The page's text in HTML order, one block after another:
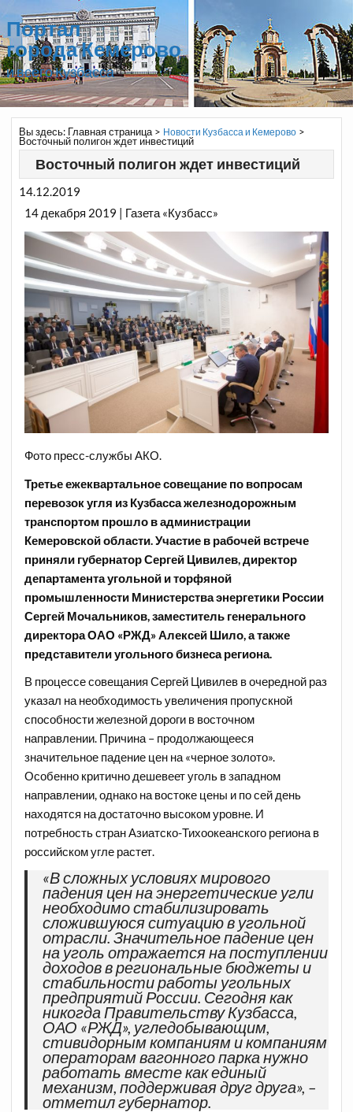
Портал
города Кемерово
и всего Кузбасса
Вы здесь: Главная страница> Новости Кузбасса и Кемерово>
Восточный полигон ждет инвестиций
Восточный полигон ждет инвестиций
14.12.2019
14 декабря 2019 | Газета «Кузбасс»
Фото пресс-службы АКО.
Третье ежеквартальное совещание по вопросам
перевозок угля из Кузбасса железнодорожным
транспортом прошло в администрации
Кемеровской области. Участие в рабочей встрече
приняли губернатор Сергей Цивилев, директор
департамента угольной и торфяной
промышленности Министерства энергетики России
Сергей Мочальников, заместитель генерального
директора ОАО «РЖД» Алексей Шило, а также
представители угольного бизнеса региона.
В процессе совещания Сергей Цивилев в очередной раз
указал на необходимость увеличения пропускной
способности железной дороги в восточном
направлении. Причина – продолжающееся
значительное падение цен на «черное золото».
Особенно критично дешевеет уголь в западном
направлении, однако на востоке цены и по сей день
находятся на достаточно высоком уровне. И
потребность стран Азиатско-Тихоокеанского региона в
российском угле растет.
«В сложных условиях мирового
падения цен на энергетические угли
необходимо стабилизировать
сложившуюся ситуацию в угольной
отрасли. Значительное падение цен
на уголь отражается на поступлении
доходов в региональные бюджеты и
стабильности работы угольных
предприятий России. Сегодня как
никогда Правительству Кузбасса,
ОАО «РЖД», угледобывающим,
стивидорным компаниям и компаниям
операторам вагонного парка нужно
работать вместе как единый
механизм, поддерживая друг друга», –
отметил губернатор.